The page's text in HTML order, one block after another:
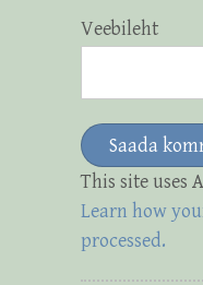
Veebileht
This site uses
Learn how
processed.